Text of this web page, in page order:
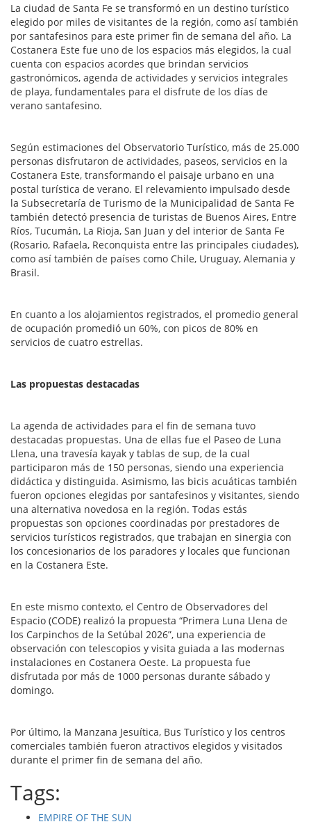
La ciudad de Santa Fe se transformó en un destino turístico
elegido por miles de visitantes de la región, como así también
por santafesinos para este primer fin de semana del año. La
Costanera Este fue uno de los espacios más elegidos, la cual
cuenta con espacios acordes que brindan servicios
gastronómicos, agenda de actividades y servicios integrales
de playa, fundamentales para el disfrute de los días de
verano santafesino.
Según estimaciones del Observatorio Turístico, más de 25.000
personas disfrutaron de actividades, paseos, servicios en la
Costanera Este, transformando el paisaje urbano en una
postal turística de verano. El relevamiento impulsado desde
la Subsecretaría de Turismo de la Municipalidad de Santa Fe
también detectó presencia de turistas de Buenos Aires, Entre
Ríos, Tucumán, La Rioja, San Juan y del interior de Santa Fe
(Rosario, Rafaela, Reconquista entre las principales ciudades),
como así también de países como Chile, Uruguay, Alemania y
Brasil.
En cuanto a los alojamientos registrados, el promedio general
de ocupación promedió un 60%, con picos de 80% en
servicios de cuatro estrellas.
Las propuestas destacadas
La agenda de actividades para el fin de semana tuvo
destacadas propuestas. Una de ellas fue el Paseo de Luna
Llena, una travesía kayak y tablas de sup, de la cual
participaron más de 150 personas, siendo una experiencia
didáctica y distinguida. Asimismo, las bicis acuáticas también
fueron opciones elegidas por santafesinos y visitantes, siendo
una alternativa novedosa en la región. Todas estás
propuestas son opciones coordinadas por prestadores de
servicios turísticos registrados, que trabajan en sinergia con
los concesionarios de los paradores y locales que funcionan
en la Costanera Este.
En este mismo contexto, el Centro de Observadores del
Espacio (CODE) realizó la propuesta “Primera Luna Llena de
los Carpinchos de la Setúbal 2026”, una experiencia de
observación con telescopios y visita guiada a las modernas
instalaciones en Costanera Oeste. La propuesta fue
disfrutada por más de 1000 personas durante sábado y
domingo.
Por último, la Manzana Jesuítica, Bus Turístico y los centros
comerciales también fueron atractivos elegidos y visitados
durante el primer fin de semana del año.
Tags:
EMPIRE OF THE SUN